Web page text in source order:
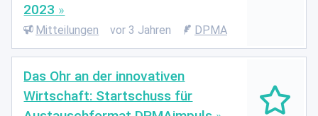
2023
Mitteilungen vor 3 Jahren DPMA
Das Ohr an der innovativen
Wirtschaft: Startschuss für